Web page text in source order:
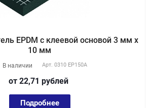
EPDM с клеевой основой 3 мм х
10 мм
В наличии Арт. 0310 EP150А
от 22,71 рублей
Подробнее